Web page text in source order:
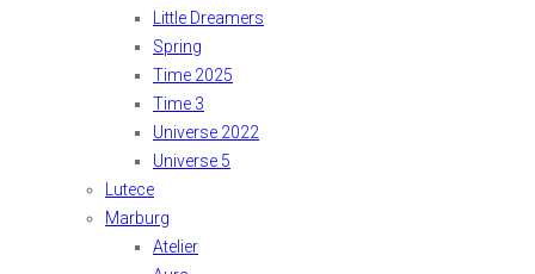
Little Dreamers
Spring
Time 2025
Time 3
Universe 2022
Universe 5
Lutece
Marburg
Atelier